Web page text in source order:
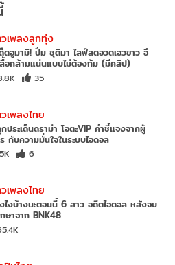
วเพลงลูกทุ่ง
ดอูมามิ! ปิ๋ม ชุติมา ไลฟ์สดอวดเอวขาว อึ๋
อกล้ามแน่นแบบไม่ต้องก้ม (มีคลิป)
35
เพลงไทย
ประเด็นดราม่า โอตะVIP คำชี้แจงจากผู้
กับความมั่นใจในระบบไอดอล
6
เพลงไทย
ไงบ้างนะตอนนี้ 6 สาว อดีตไอดอล หลังจบ
ษาจาก BNK48